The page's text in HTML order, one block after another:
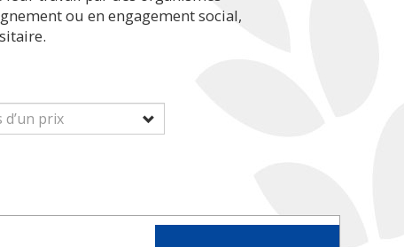
ou en engagement social,